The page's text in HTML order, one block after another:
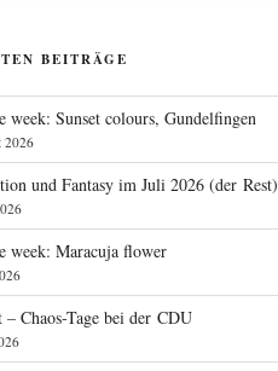
BEITRÄGE
week: Sunset colours, Gundelfingen
2026
und Fantasy im Juli 2026 (der Rest)
week: Maracuja flower
– Chaos-Tage bei der CDU